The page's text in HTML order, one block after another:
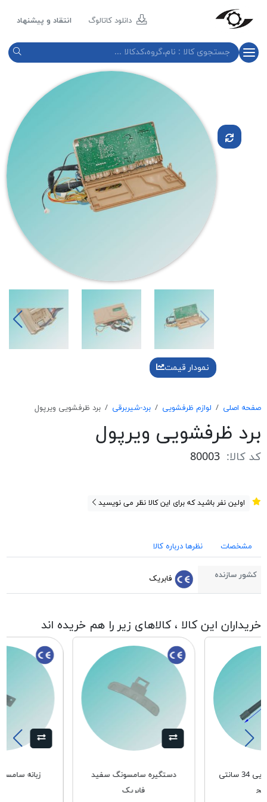
دانلود کاتالوگ انتقاد و پیشنهاد
نمودار قیمت
صفحه اصلی لوازم ظرفشویی برد-شیربرقی برد ظرفشويی ويرپول
برد ظرفشويی ويرپول
کد کالا: 80003
اولین نفر باشید که برای این کالا نظر می نویسید
مشخصات نظرها درباره کالا
کشور سازنده فابریک
خریداران این کالا ، کالاهای زیر را هم خریده اند
خرطومی ظرفشويی 34 سانتی
دستگيره سامسونگ سفيد
فابريک
زبانه